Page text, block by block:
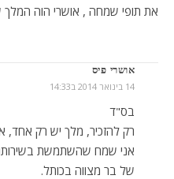
את תופי שמחה , אושרי הוה המלך
אושרי פיס
14 בינואר 2014 ב14:33
בס"ד
רק להזכיר, מלך יש רק אחד,
אני שמח שהשתמשת
של בר מצווה בכותל.